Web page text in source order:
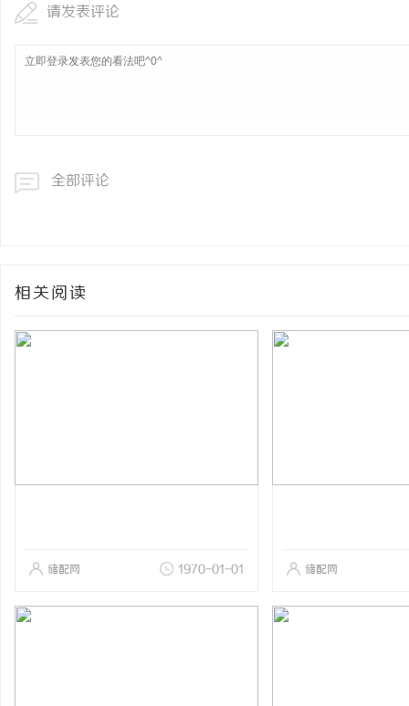
请发表评论
全部评论
相关阅读
储配网 1970-01-01 储配网